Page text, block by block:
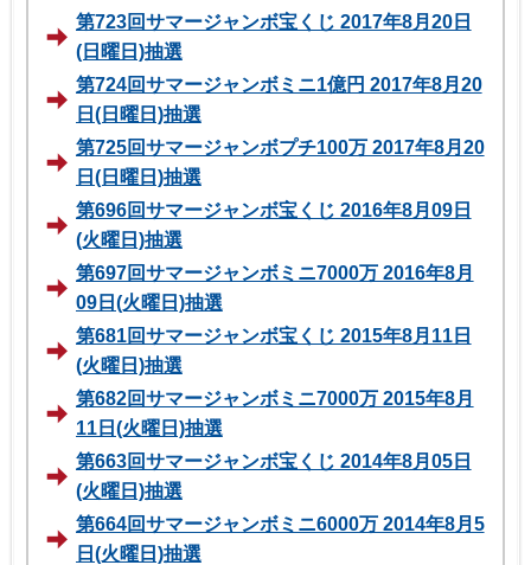
第723回サマージャンボ宝くじ 2017年8月20日
(日曜日)抽選
第724回サマージャンボミニ1億円 2017年8月20
日(日曜日)抽選
第725回サマージャンボプチ100万 2017年8月20
日(日曜日)抽選
第696回サマージャンボ宝くじ 2016年8月09日
(火曜日)抽選
第697回サマージャンボミニ7000万 2016年8月
09日(火曜日)抽選
第681回サマージャンボ宝くじ 2015年8月11日
(火曜日)抽選
第682回サマージャンボミニ7000万 2015年8月
11日(火曜日)抽選
第663回サマージャンボ宝くじ 2014年8月05日
(火曜日)抽選
第664回サマージャンボミニ6000万 2014年8月5
日(火曜日)抽選